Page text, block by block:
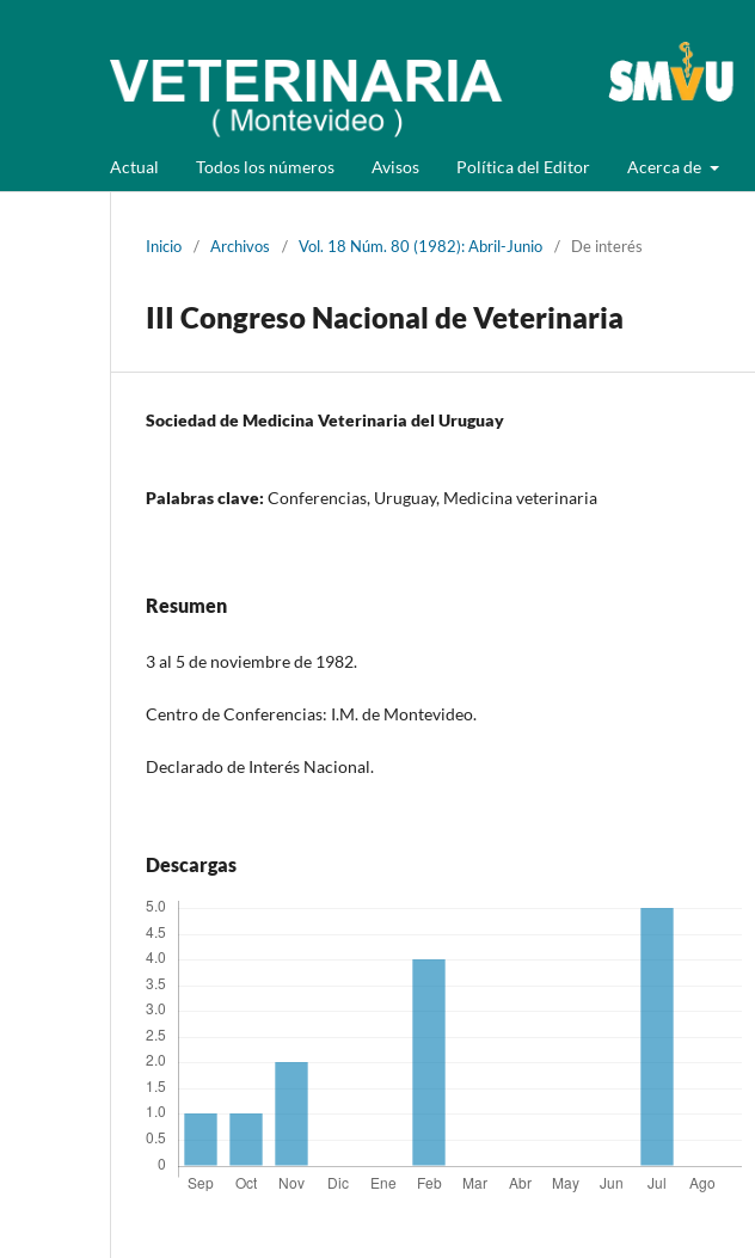
Actual Todos los números Avisos Política del Editor Acerca de
Inicio / Archivos / Vol. 18 Núm. 80 (1982): Abril-Junio / De interés
III Congreso Nacional de Veterinaria
Sociedad de Medicina Veterinaria del Uruguay
Palabras clave: Conferencias, Uruguay, Medicina veterinaria
Resumen
3 al 5 de noviembre de 1982.
Centro de Conferencias: I.M. de Montevideo.
Declarado de Interés Nacional.
Descargas